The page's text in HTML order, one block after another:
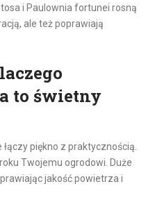
i Paulownia fortunei rosną
ale też poprawiają
to świetny
piękno z praktycznością.
Twojemu ogrodowi. Duże
jakość powietrza i